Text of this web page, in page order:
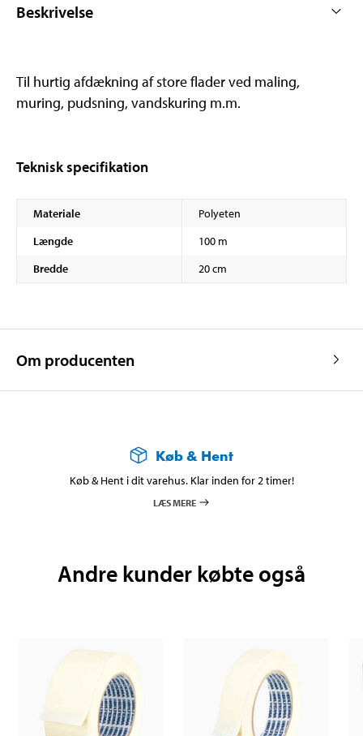
Beskrivelse
Til hurtig afdækning af store flader ved maling,
muring, pudsning, vandskuring m.m.
Teknisk specifikation
Materiale
Polyeten
Længde
100 m
Bredde
20 cm
Om producenten
Køb & Hent
Køb & Hent i dit varehus. Klar inden for 2 timer!
LÆS MERE
Andre kunder købte også